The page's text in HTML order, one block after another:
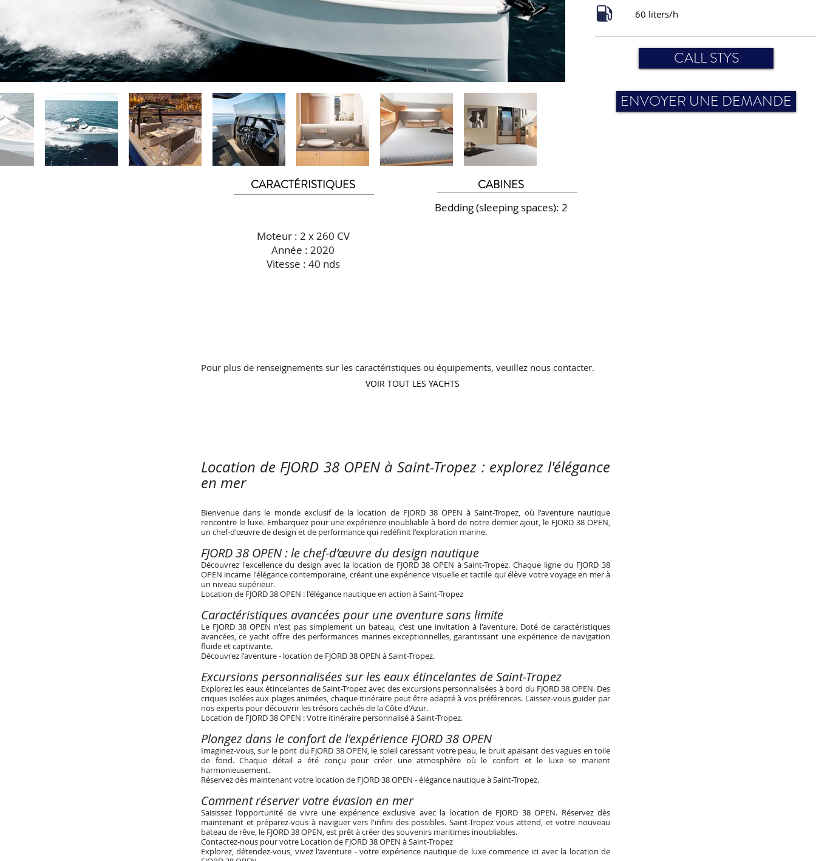
CARACTÉRISTIQUES CABINES
Bedding (sleeping spaces): 2
Moteur : 2 x 260 CV
Année : 2020
Vitesse : 40 nds
60 liters/h
CALL STYS
ENVOYER UNE DEMANDE
Pour plus de renseignements sur les caractéristiques ou équipements, veuillez nous contacter.
VOIR TOUT LES YACHTS
Location de FJORD 38 OPEN à Saint-Tropez : explorez l'élégance
en mer
Bienvenue dans le monde exclusif de la location de FJORD 38 OPEN à Saint-Tropez, où l'aventure nautique
rencontre le luxe. Embarquez pour une expérience inoubliable à bord de notre dernier ajout, le FJORD 38 OPEN,
un chef-d'œuvre de design et de performance qui redéfinit l'exploration marine.
FJORD 38 OPEN : le chef-d’œuvre du design nautique
Découvrez l'excellence du design avec la location de FJORD 38 OPEN à Saint-Tropez. Chaque ligne du FJORD 38
OPEN incarne l'élégance contemporaine, créant une expérience visuelle et tactile qui élève votre voyage en mer à
un niveau supérieur.
Location de FJORD 38 OPEN : l'élégance nautique en action à Saint-Tropez
Caractéristiques avancées pour une aventure sans limite
Le FJORD 38 OPEN n'est pas simplement un bateau, c'est une invitation à l'aventure. Doté de caractéristiques
avancées, ce yacht offre des performances marines exceptionnelles, garantissant une expérience de navigation
fluide et captivante.
Découvrez l'aventure - location de FJORD 38 OPEN à Saint-Tropez.
Excursions personnalisées sur les eaux étincelantes de Saint-Tropez
Explorez les eaux étincelantes de Saint-Tropez avec des excursions personnalisées à bord du FJORD 38 OPEN. Des
criques isolées aux plages animées, chaque itinéraire peut être adapté à vos préférences. Laissez-vous guider par
nos experts pour découvrir les trésors cachés de la Côte d'Azur.
Location de FJORD 38 OPEN : Votre itinéraire personnalisé à Saint-Tropez.
Plongez dans le confort de l'expérience FJORD 38 OPEN
Imaginez-vous, sur le pont du FJORD 38 OPEN, le soleil caressant votre peau, le bruit apaisant des vagues en toile
de fond. Chaque détail a été conçu pour créer une atmosphère où le confort et le luxe se marient
harmonieusement.
Réservez dès maintenant votre location de FJORD 38 OPEN - élégance nautique à Saint-Tropez.
Comment réserver votre évasion en mer
Saisissez l'opportunité de vivre une expérience exclusive avec la location de FJORD 38 OPEN. Réservez dès
maintenant et préparez-vous à naviguer vers l'infini des possibles. Saint-Tropez vous attend, et votre nouveau
bateau de rêve, le FJORD 38 OPEN, est prêt à créer des souvenirs maritimes inoubliables.
Contactez-nous pour votre Location de FJORD 38 OPEN à Saint-Tropez
Explorez, détendez-vous, vivez l'aventure - votre expérience nautique de luxe commence ici avec la location de